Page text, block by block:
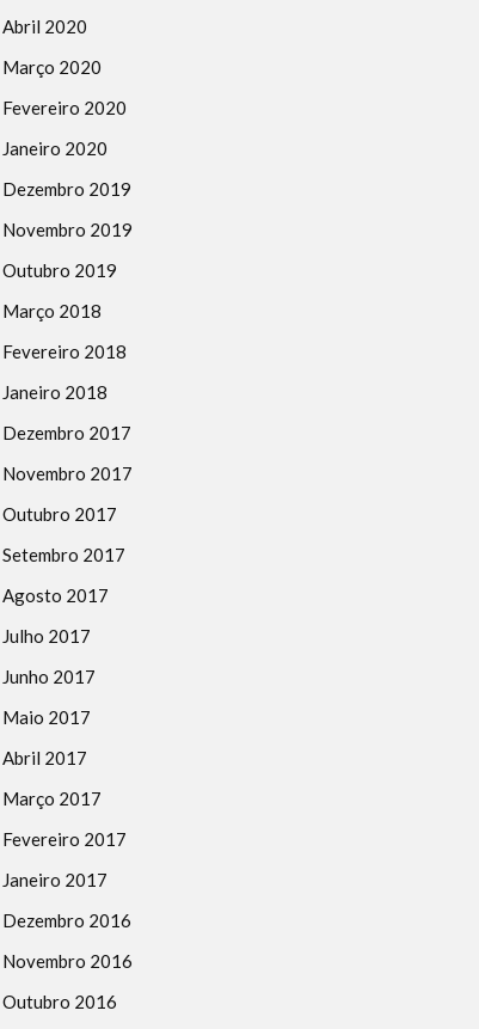
Abril 2020
Março 2020
Fevereiro 2020
Janeiro 2020
Dezembro 2019
Novembro 2019
Outubro 2019
Março 2018
Fevereiro 2018
Janeiro 2018
Dezembro 2017
Novembro 2017
Outubro 2017
Setembro 2017
Agosto 2017
Julho 2017
Junho 2017
Maio 2017
Abril 2017
Março 2017
Fevereiro 2017
Janeiro 2017
Dezembro 2016
Novembro 2016
Outubro 2016